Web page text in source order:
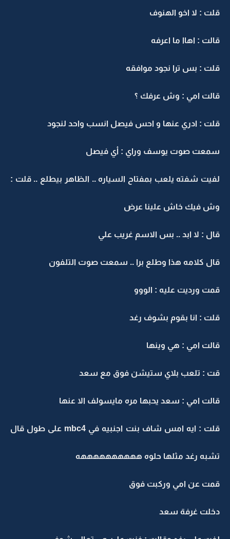
قلت : لا اخو الهنوف
قالت : اهاا ما اعرفه
قلت : بس ترا نجود موافقه
قالت امي : وش عرفك ؟
قلت : ادري عنها و احس فيصل انسب واحد لنجود
سمعت صوت يوسف وراي : أي فيصل
لفيت شفته يلعب بمفتاح السياره .. الظاهر بيطلع .. قلت :
وش فيك خاش علينا عرض
قال : لا ابد .. بس الاسم غريب علي
قال كلامه هذا وطلع برا .. سمعت صوت التلفون
قمت ورديت عليه : الووو
قلت : انا بقوم بشوف رغد
قالت امي : هي وينها
قت : تلعب بلاي ستيشن فوق مع سعد
قالت امي : سعد يحبها مره مايسولف الا عنها
قلت : ايه امس شاف بنت اجنبيه في mbc4 على طول قال
تشبه رغد مثلها حلوه ههههههههههه
قمت عن امي وركبت فوق
دخلت غرفة سعد